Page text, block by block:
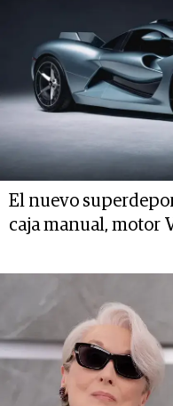
El nuevo
caja manual, motor